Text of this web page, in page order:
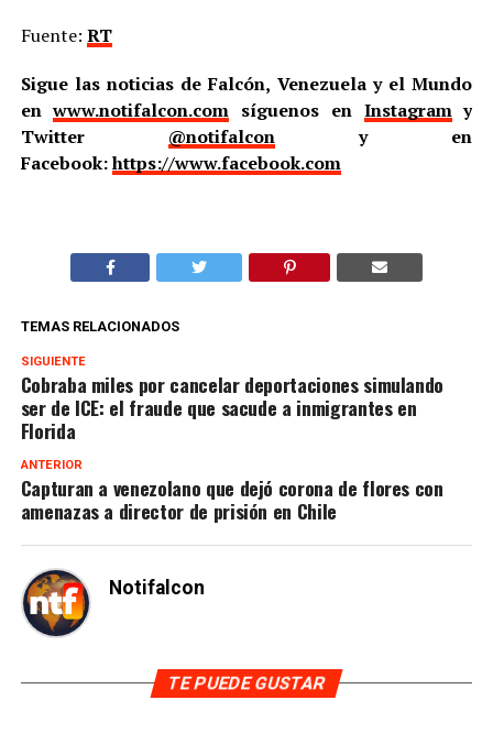
Fuente: RT
Sigue las noticias de Falcón, Venezuela y el Mundo
enwww.notifalcon.com síguenos en Instagramy
Twitter @notifalcony en
Facebook:https://www.facebook.com
TEMAS RELACIONADOS
SIGUIENTE
Cobraba miles por cancelar deportaciones simulando
ser de ICE: el fraude que sacude a inmigrantes en
Florida
ANTERIOR
Capturan a venezolano que dejó corona de flores con
amenazas a director de prisión en Chile
Notifalcon
TE PUEDE GUSTAR